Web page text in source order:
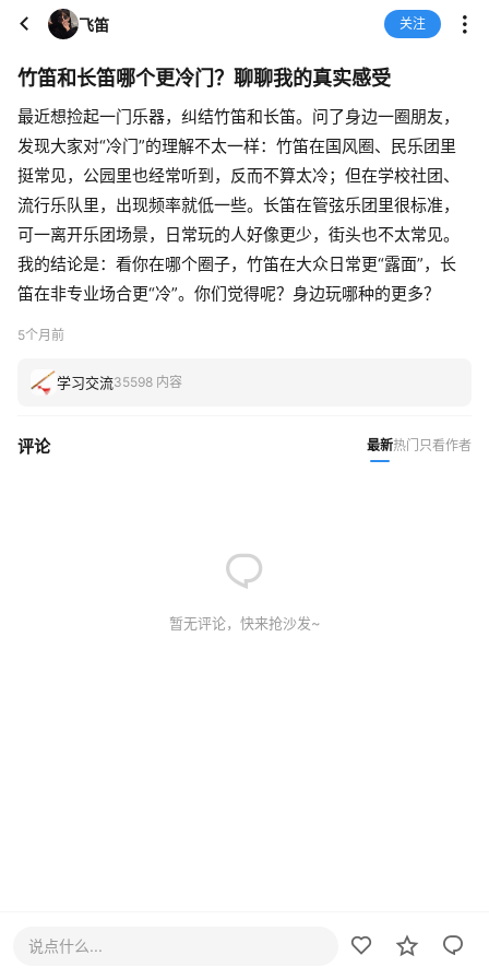
飞笛 关注
竹笛和长笛哪个更冷门？聊聊我的真实感受
最近想捡起一门乐器，纠结竹笛和长笛。问了身边一圈朋友，
发现大家对“冷门”的理解不太一样：竹笛在国风圈、民乐团里
挺常见，公园里也经常听到，反而不算太冷；但在学校社团、
流行乐队里，出现频率就低一些。长笛在管弦乐团里很标准，
可一离开乐团场景，日常玩的人好像更少，街头也不太常见。
我的结论是：看你在哪个圈子，竹笛在大众日常更“露面”，长
笛在非专业场合更“冷”。你们觉得呢？身边玩哪种的更多？
5个月前
学习交流35598 内容
评论 最新热门 只看作者
暂无评论，快来抢沙发~
说点什么...